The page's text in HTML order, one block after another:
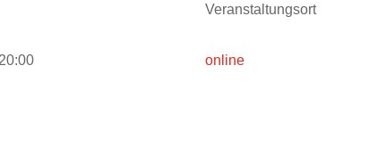
Veranstaltungsort
online